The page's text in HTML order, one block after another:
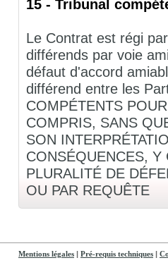
15 - Tribunal
Le Contrat est régi
différends par voie
défaut d'accord
différend entre les
COMPÉTENTS
COMPRIS, SANS
SON
CONSÉQUENCES,
PLURALITÉ DE
OU PAR REQUÊTE
Mentions légales Pré-requis techniques